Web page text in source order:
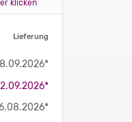
klicken
Lieferung